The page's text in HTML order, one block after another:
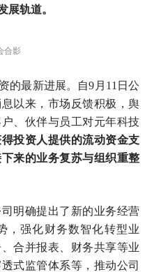
展轨道。
合影
的最新进展。自9月11日公
以来，市场反馈积极，舆
、伙伴与员工对元年科技
投资人提供的流动资金支
来的业务复苏与组织重整
明确提出了新的业务经营
，强化财务数智化转型业
合并报表、财务共享等业
式监管体系等，推动公司